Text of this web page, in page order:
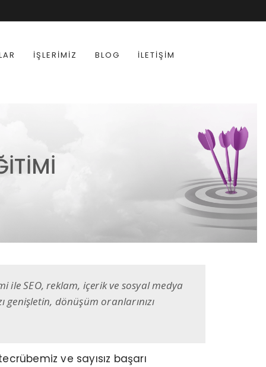
İŞLERIMIZ BLOG İLETIŞIM
SEO, reklam, içerik ve sosyal medya
dönüşüm oranlarınızı
ve sayısız başarı